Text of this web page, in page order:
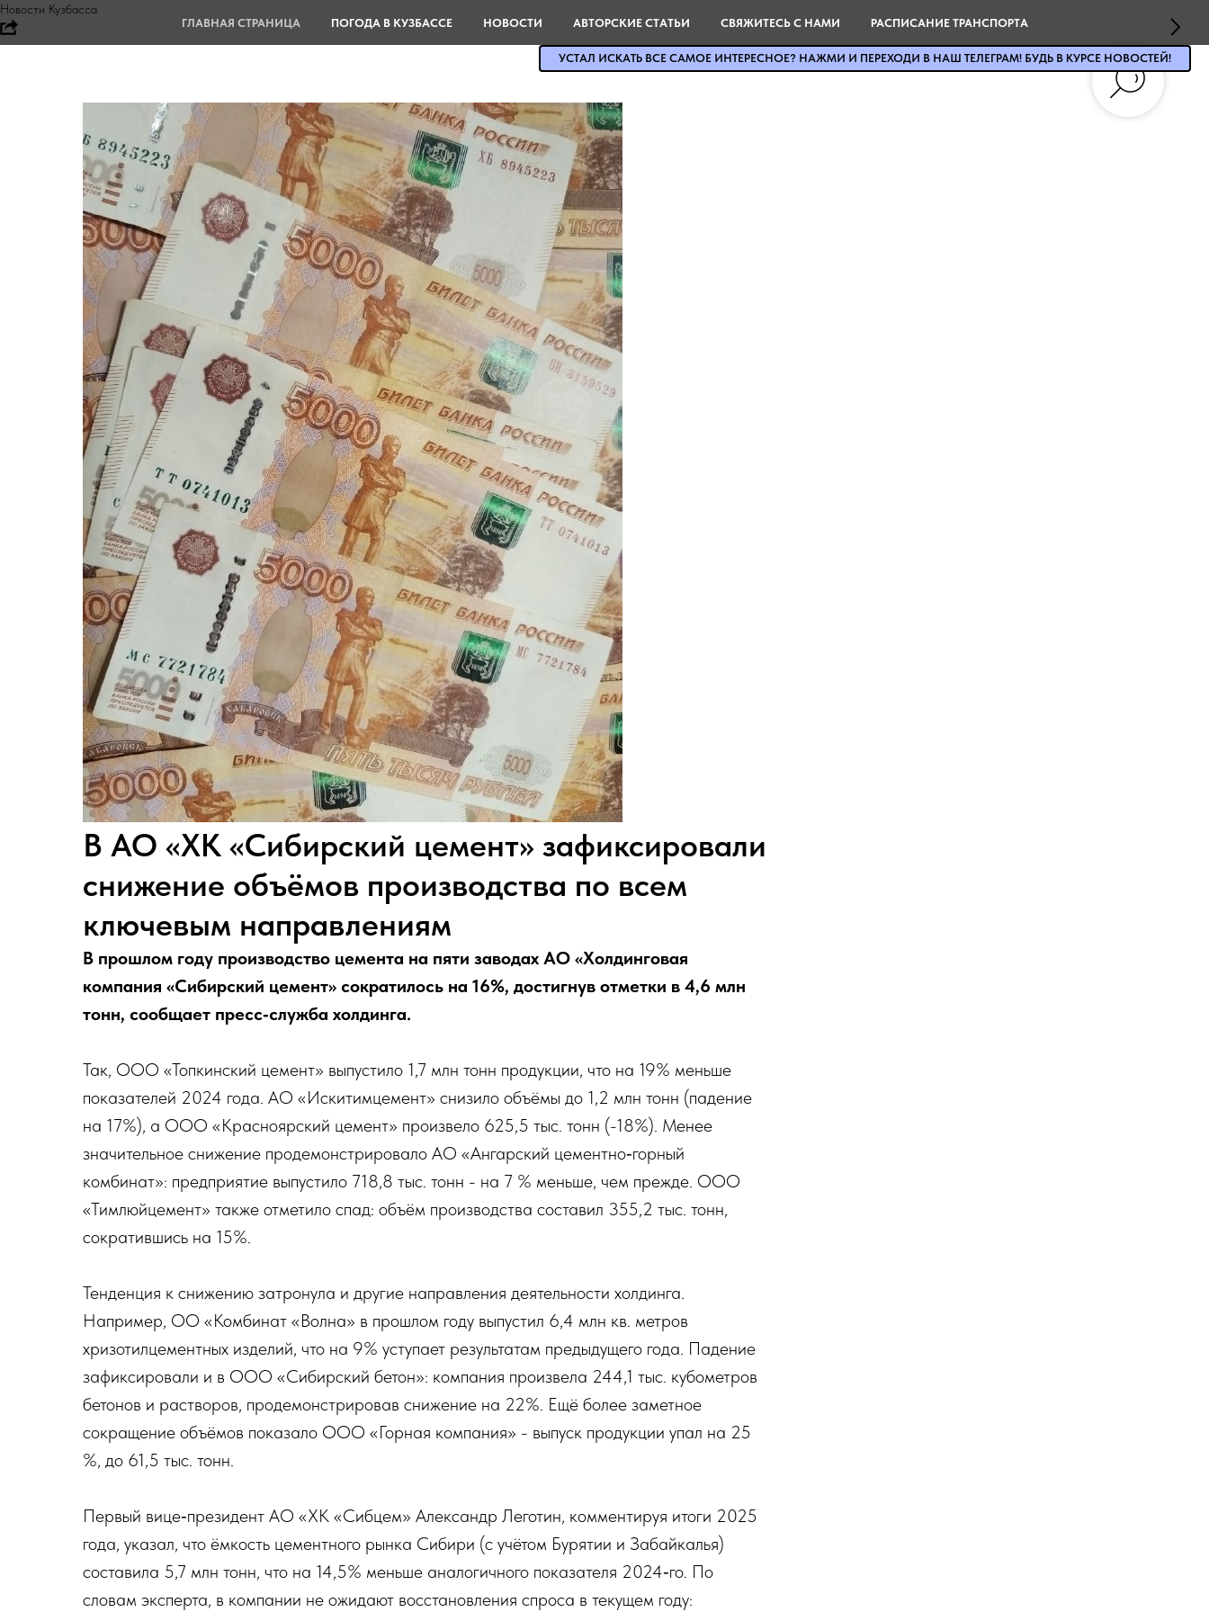
Новости Кузбасса
В АО «ХК «Сибирский цемент» зафиксировали
снижение объёмов производства по всем
ключевым направлениям
В прошлом году производство цемента на пяти заводах АО «Холдинговая
компания «Сибирский цемент» сократилось на 16%, достигнув отметки в 4,6 млн
тонн, сообщает пресс‑служба холдинга.
Так, ООО «Топкинский цемент» выпустило 1,7 млн тонн продукции, что на 19% меньше
показателей 2024 года. АО «Искитимцемент» снизило объёмы до 1,2 млн тонн (падение
на 17%), а ООО «Красноярский цемент» произвело 625,5 тыс. тонн (-18%). Менее
значительное снижение продемонстрировало АО «Ангарский цементно‑горный
комбинат»: предприятие выпустило 718,8 тыс. тонн - на 7 % меньше, чем прежде. ООО
«Тимлюйцемент» также отметило спад: объём производства составил 355,2 тыс. тонн,
сократившись на 15%.
Тенденция к снижению затронула и другие направления деятельности холдинга.
Например, ОО «Комбинат «Волна» в прошлом году выпустил 6,4 млн кв. метров
хризотилцементных изделий, что на 9% уступает результатам предыдущего года. Падение
зафиксировали и в ООО «Сибирский бетон»: компания произвела 244,1 тыс. кубометров
бетонов и растворов, продемонстрировав снижение на 22%. Ещё более заметное
сокращение объёмов показало ООО «Горная компания» - выпуск продукции упал на 25
%, до 61,5 тыс. тонн.
Первый вице‑президент АО «ХК «Сибцем» Александр Леготин, комментируя итоги 2025
года, указал, что ёмкость цементного рынка Сибири (с учётом Бурятии и Забайкалья)
составила 5,7 млн тонн, что на 14,5% меньше аналогичного показателя 2024‑го. По
словам эксперта, в компании не ожидают восстановления спроса в текущем году:
ГЛАВНАЯ СТРАНИЦА ПОГОДА В КУЗБАССЕ НОВОСТИ АВТОРСКИЕ СТАТЬИ СВЯЖИТЕСЬ С НАМИ РАСПИСАНИЕ ТРАНСПОРТА
УСТАЛ ИСКАТЬ ВСЕ САМОЕ ИНТЕРЕСНОЕ? НАЖМИ И ПЕРЕХОДИ В НАШ ТЕЛЕГРАМ! БУДЬ В КУРСЕ НОВОСТЕЙ!